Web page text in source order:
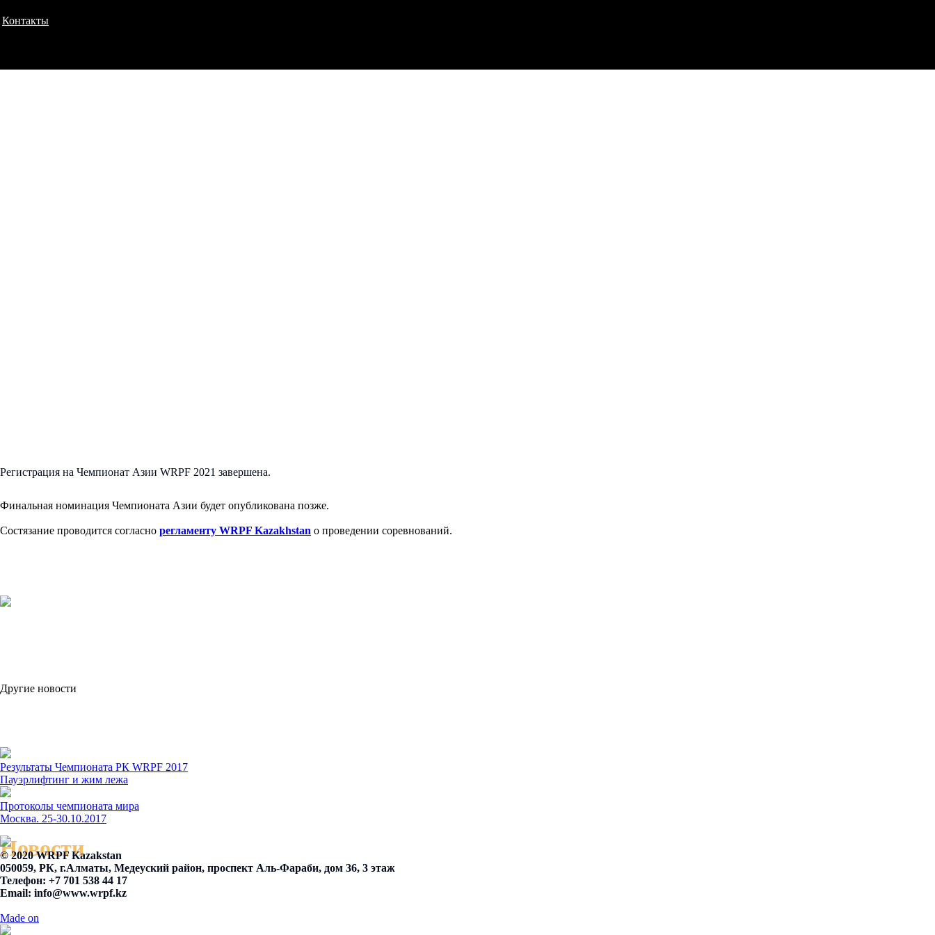
Контакты
Новости
Регистрация на Чемпионат Азии WRPF 2021 завершена.
Финальная номинация Чемпионата Азии будет опубликована позже.
Состязание проводится согласно регламенту WRPF Kazakhstan о проведении соревнований.
Другие новости
Результаты Чемпионата РК WRPF 2017
Пауэрлифтинг и жим лежа
Протоколы чемпионата мира
Москва. 25-30.10.2017
© 2020 WRPF Kazakstan
050059, РК, г.Алматы, Медеуский район, проспект Аль-Фараби, дом 36, 3 этаж
Телефон: +7 701 538 44 17
Email: info@www.wrpf.kz
Made on